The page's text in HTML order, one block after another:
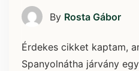
By Rosta Gábor
Érdekes cikket kaptam,
Spanyolnátha járvány